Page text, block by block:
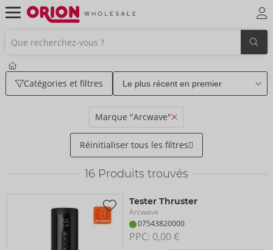
Catégories et filtres
Marque "Arcwave"
Réinitialiser tous les filtres
16 Produits trouvés
Tester Thruster
Arcwave
07543820000
PPC: 0,00 €